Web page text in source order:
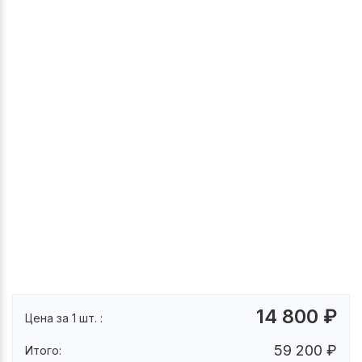
Цена за 1 шт. : 14 800 ₽
Итого: 59 200 ₽